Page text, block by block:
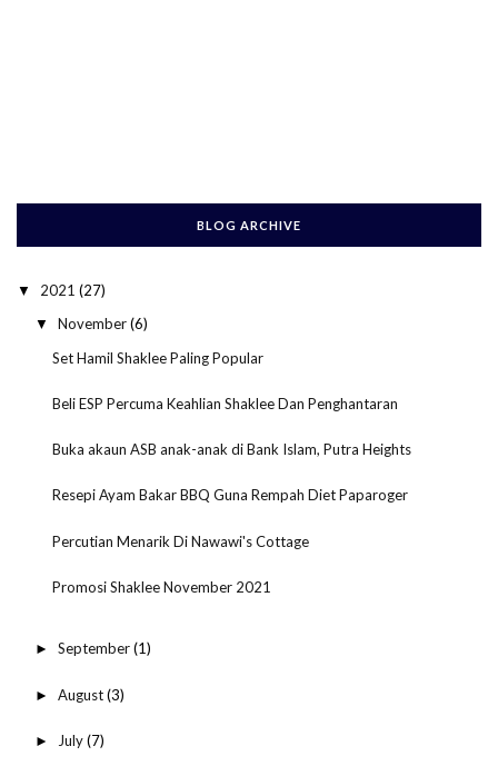
BLOG ARCHIVE
▼ 2021 (27)
▼ November(6)
Set Hamil Shaklee Paling Popular
Beli ESP Percuma Keahlian Shaklee Dan Penghantaran
Buka akaun ASB anak-anak di Bank Islam, Putra Heights
Resepi Ayam Bakar BBQ Guna Rempah Diet Paparoger
Percutian Menarik Di Nawawi's Cottage
Promosi Shaklee November 2021
► September(1)
► August(3)
► July(7)